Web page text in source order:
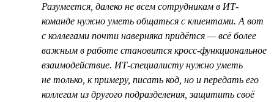
Разумеется, далеко не всем сотрудникам в ИТ-
команде нужно уметь общаться с клиентами. А вот
с коллегами почти наверняка придётся — всё более
важным в работе становится кросс-функциональное
взаимодействие. ИТ-специалисту нужно уметь
не только, к примеру, писать код, но и передать его
коллегам из другого подразделения, защитить своё